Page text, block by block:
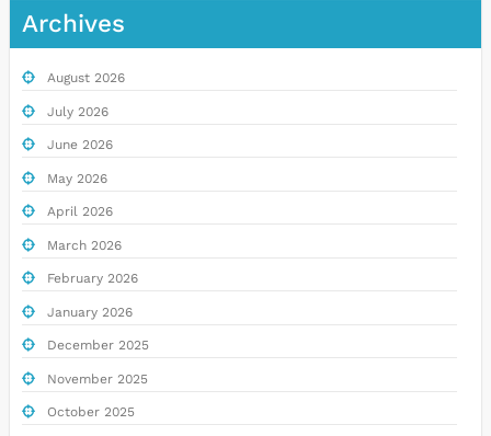
Archives
August 2026
July 2026
June 2026
May 2026
April 2026
March 2026
February 2026
January 2026
December 2025
November 2025
October 2025